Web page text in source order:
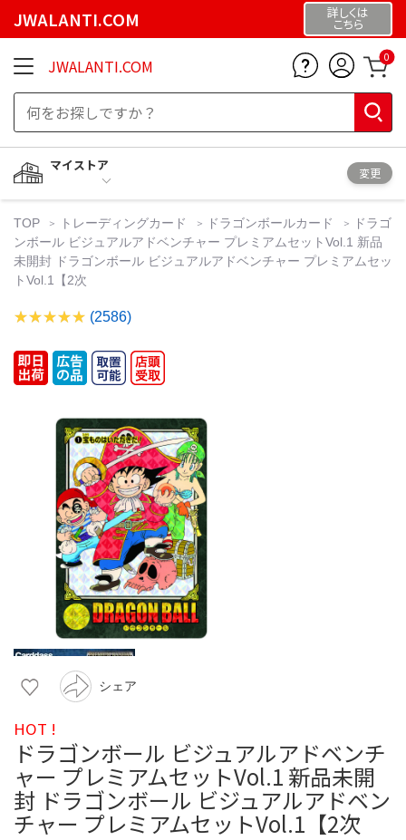
JWALANTI.COM 詳しくは
こちら
JWALANTI.COM 0
マイストア
変更
TOP トレーディングカード ドラゴンボールカード
ドラゴ
ンボール ビジュアルアドベンチャー プレミアムセットVol.1 新品
未開封 ドラゴンボール ビジュアルアドベンチャー プレミアムセッ
トVol.1【2次
(2586)
シェア
HOT !
ドラゴンボール ビジュアルアドベンチ
ャー プレミアムセットVol.1 新品未開
封 ドラゴンボール ビジュアルアドベン
チャー プレミアムセットVol.1【2次